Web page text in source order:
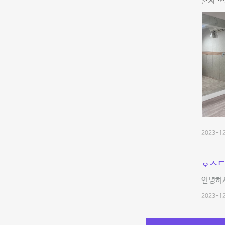
2023-
호스
안녕하
2023-